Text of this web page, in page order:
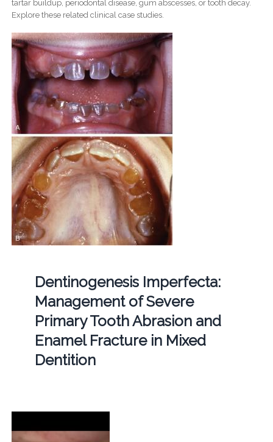
tartar buildup, periodontal disease, gum abscesses, or tooth decay.
Explore these related clinical case studies.
Dentinogenesis Imperfecta:
Management of Severe
Primary Tooth Abrasion and
Enamel Fracture in Mixed
Dentition